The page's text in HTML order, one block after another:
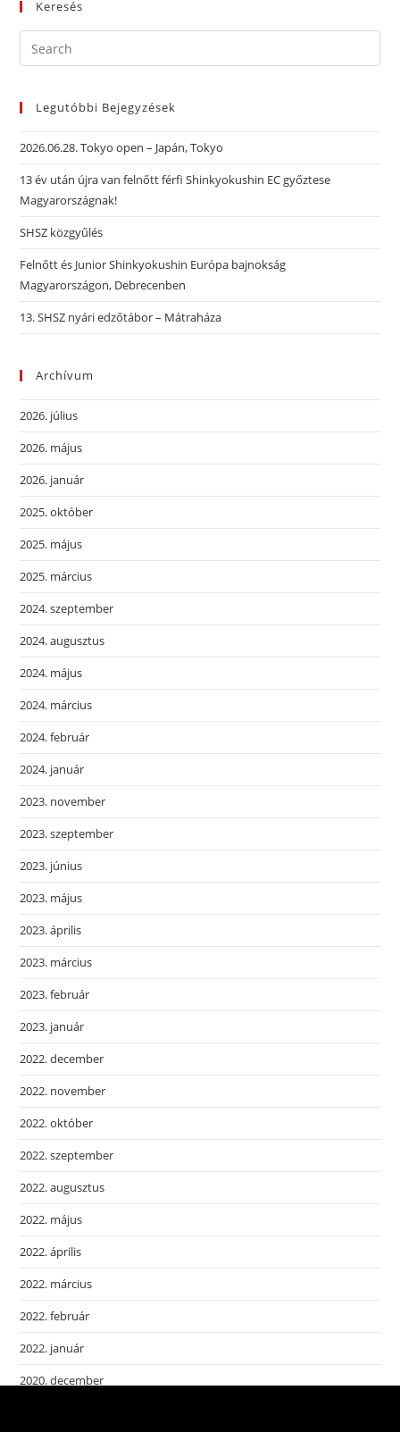
Keresés
Legutóbbi Bejegyzések
2026.06.28. Tokyo open – Japán, Tokyo
13 év után újra van felnőtt férfi Shinkyokushin EC győztese
Magyarországnak!
SHSZ közgyűlés
Felnőtt és Junior Shinkyokushin Európa bajnokság
Magyarországon, Debrecenben
13. SHSZ nyári edzőtábor – Mátraháza
Archívum
2026. július
2026. május
2026. január
2025. október
2025. május
2025. március
2024. szeptember
2024. augusztus
2024. május
2024. március
2024. február
2024. január
2023. november
2023. szeptember
2023. június
2023. május
2023. április
2023. március
2023. február
2023. január
2022. december
2022. november
2022. október
2022. szeptember
2022. augusztus
2022. május
2022. április
2022. március
2022. február
2022. január
2020. december